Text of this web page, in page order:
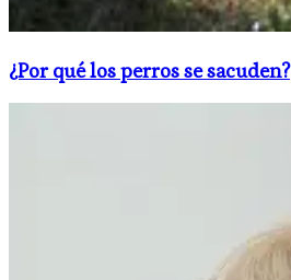
¿Por qué los perros se sacuden?